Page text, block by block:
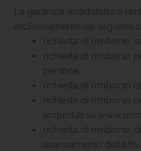
La garanzia soddisfatto o
esclusivamente nei seguenti
richiesta di rimborso
richiesta di rimborso
persona;
richiesta di rimborso
richiesta di rimborso
acquistati su
richiesta di rimborso
avanzamento della